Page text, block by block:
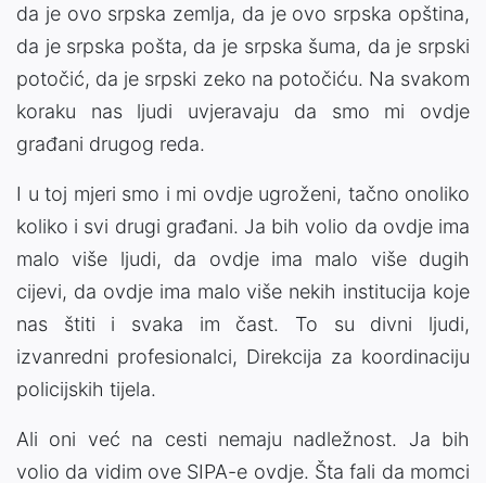
da je ovo srpska zemlja, da je ovo srpska opština,
da je srpska pošta, da je srpska šuma, da je srpski
potočić, da je srpski zeko na potočiću. Na svakom
koraku nas ljudi uvjeravaju da smo mi ovdje
građani drugog reda.
I u toj mjeri smo i mi ovdje ugroženi, tačno onoliko
koliko i svi drugi građani. Ja bih volio da ovdje ima
malo više ljudi, da ovdje ima malo više dugih
cijevi, da ovdje ima malo više nekih institucija koje
nas štiti i svaka im čast. To su divni ljudi,
izvanredni profesionalci, Direkcija za koordinaciju
policijskih tijela.
Ali oni već na cesti nemaju nadležnost. Ja bih
volio da vidim ove SIPA-e ovdje. Šta fali da momci